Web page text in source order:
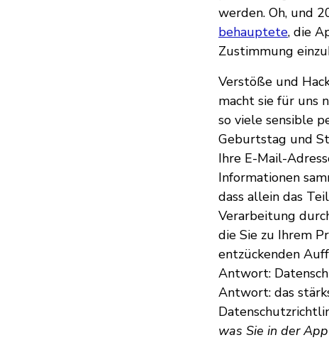
werden. Oh, und
behauptete, die
Zustimmung
Verstöße und
macht sie für uns
so viele sensible
Geburtstag und
Ihre E-Mail-
Informationen
dass allein das
Verarbeitung
die Sie zu Ihrem
entzückenden
Antwort:
Antwort: das
was Sie in der